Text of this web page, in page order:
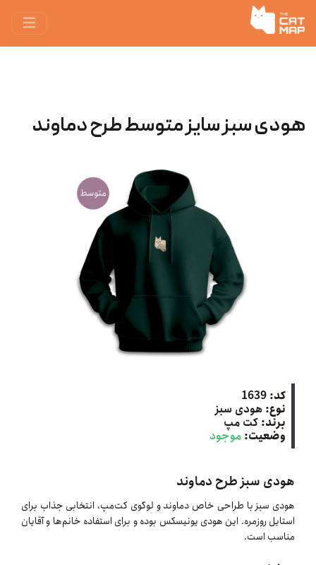
هودی سبز سایز متوسط طرح دماوند
کد: 1639
نوع: هودی سبز
برند: کت‌ مپ
وضعیت: موجود
هودی سبز طرح دماوند
هودی سبز با طراحی خاص دماوند و لوگوی کت‌مپ، انتخابی جذاب برای
استایل روزمره. این هودی یونیسکس بوده و برای استفاده خانم‌ها و آقایان
مناسب است.